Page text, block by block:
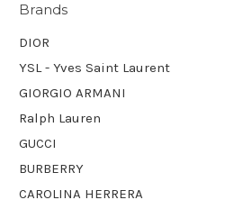
Brands
DIOR
YSL - Yves Saint Laurent
GIORGIO ARMANI
Ralph Lauren
GUCCI
BURBERRY
CAROLINA HERRERA